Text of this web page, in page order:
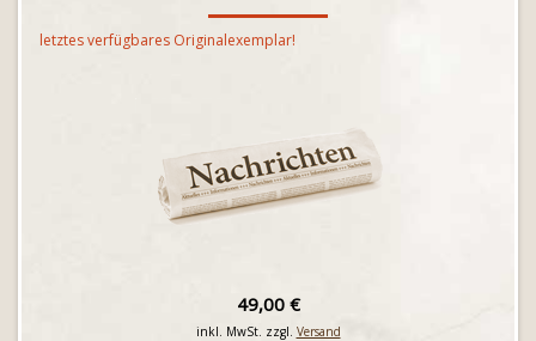
letztes verfügbares Originalexemplar!
49,00 €
inkl. MwSt. zzgl. Versand